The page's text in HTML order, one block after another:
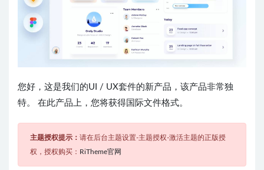
您好，这是我们的UI / UX套件的新产品，该产品非常独
特。 在此产品上，您将获得国际文件格式。
主题授权提示： 请在后台主题设置-主题授权-激活主题的正版授
权，授权购买： RiTheme官网